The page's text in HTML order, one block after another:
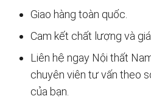
Giao hàng toàn quốc.
Cam kết chất lượng và
Liên hệ ngay Nội thất
chuyên viên tư vấn theo
của bạn.